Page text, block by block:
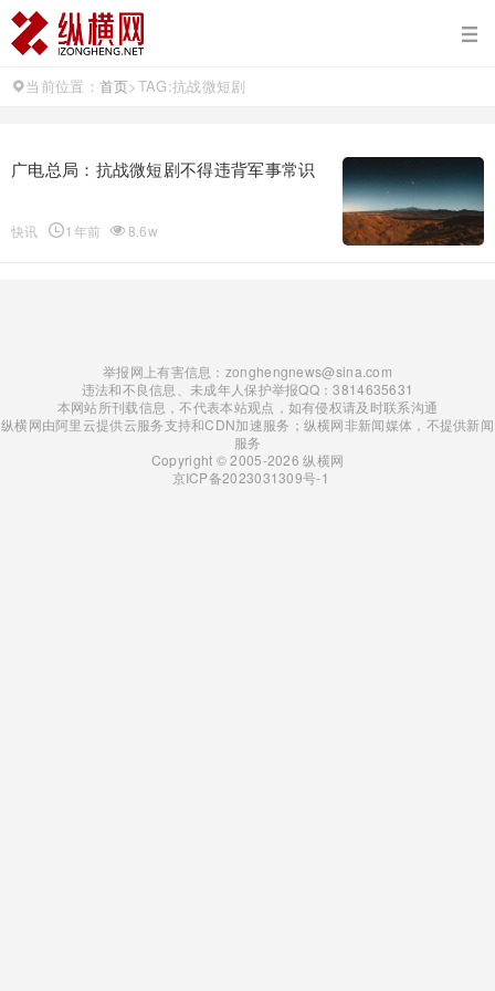
当前位置： 首页>TAG:抗战微短剧
广电总局：抗战微短剧不得违背军事常识
快讯 1年前 8.6w
举报网上有害信息：zonghengnews@sina.com
违法和不良信息、未成年人保护举报QQ：3814635631
本网站所刊载信息，不代表本站观点，如有侵权请及时联系沟通
纵横网由阿里云提供云服务支持和CDN加速服务；纵横网非新闻媒体，不提供新闻
服务
Copyright © 2005-2026 纵横网
京ICP备2023031309号-1